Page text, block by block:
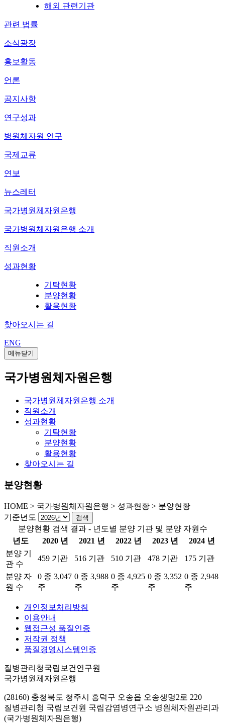
해외 관련기관
관련 법률
소식광장
홍보활동
언론
공지사항
연구성과
병원체자원 연구
국제교류
연보
뉴스레터
국가병원체자원은행
국가병원체자원은행 소개
직원소개
성과현황
기탁현황
분양현황
활용현황
찾아오시는 길
ENG
메뉴닫기
국가병원체자원은행
국가병원체자원은행 소개
직원소개
성과현황
기탁현황
분양현황
활용현황
찾아오시는 길
분양현황
HOME > 국가병원체자원은행 > 성과현황 > 분양현황
기준년도
분양현황 검색 결과 - 년도별 분양 기관 및 분양 자원수
년도
2020 년 2021 년 2022 년 2023 년
2024 년
분양 기
관 수
459 기관 516 기관 510 기관 478 기관 175 기관
분양 자
원 수
0 종 3,047
주
0 종 3,988
주
0 종 4,925
주
0 종 3,352
주
0 종 2,948
주
개인정보처리방침
이용안내
웹접근성 품질인증
저작권 정책
품질경영시스템인증
질병관리청국립보건연구원
국가병원체자원은행
(28160) 충청북도 청주시 흥덕구 오송읍 오송생명2로 220
질병관리청 국립보건원 국립감염병연구소 병원체자원관리과
(국가병원체자원은행)